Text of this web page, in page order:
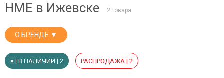
HME в Ижевске
2 товара
О БРЕНДЕ ▼
× | В НАЛИЧИИ | 2 РАСПРОДАЖА | 2